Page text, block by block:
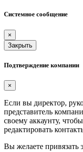
Системное сообщение
×
Закрыть
Подтверждение компании
×
Если вы директор,
представитель
своему аккаунту,
редактировать
Вы желаете привязать